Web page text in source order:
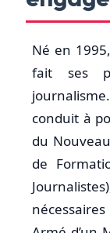
Né en 1995,
fait ses
conduit à
du
de